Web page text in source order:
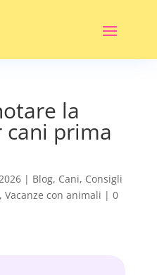
la
cani prima
| Blog, Cani, Consigli
, Vacanze con animali | 0